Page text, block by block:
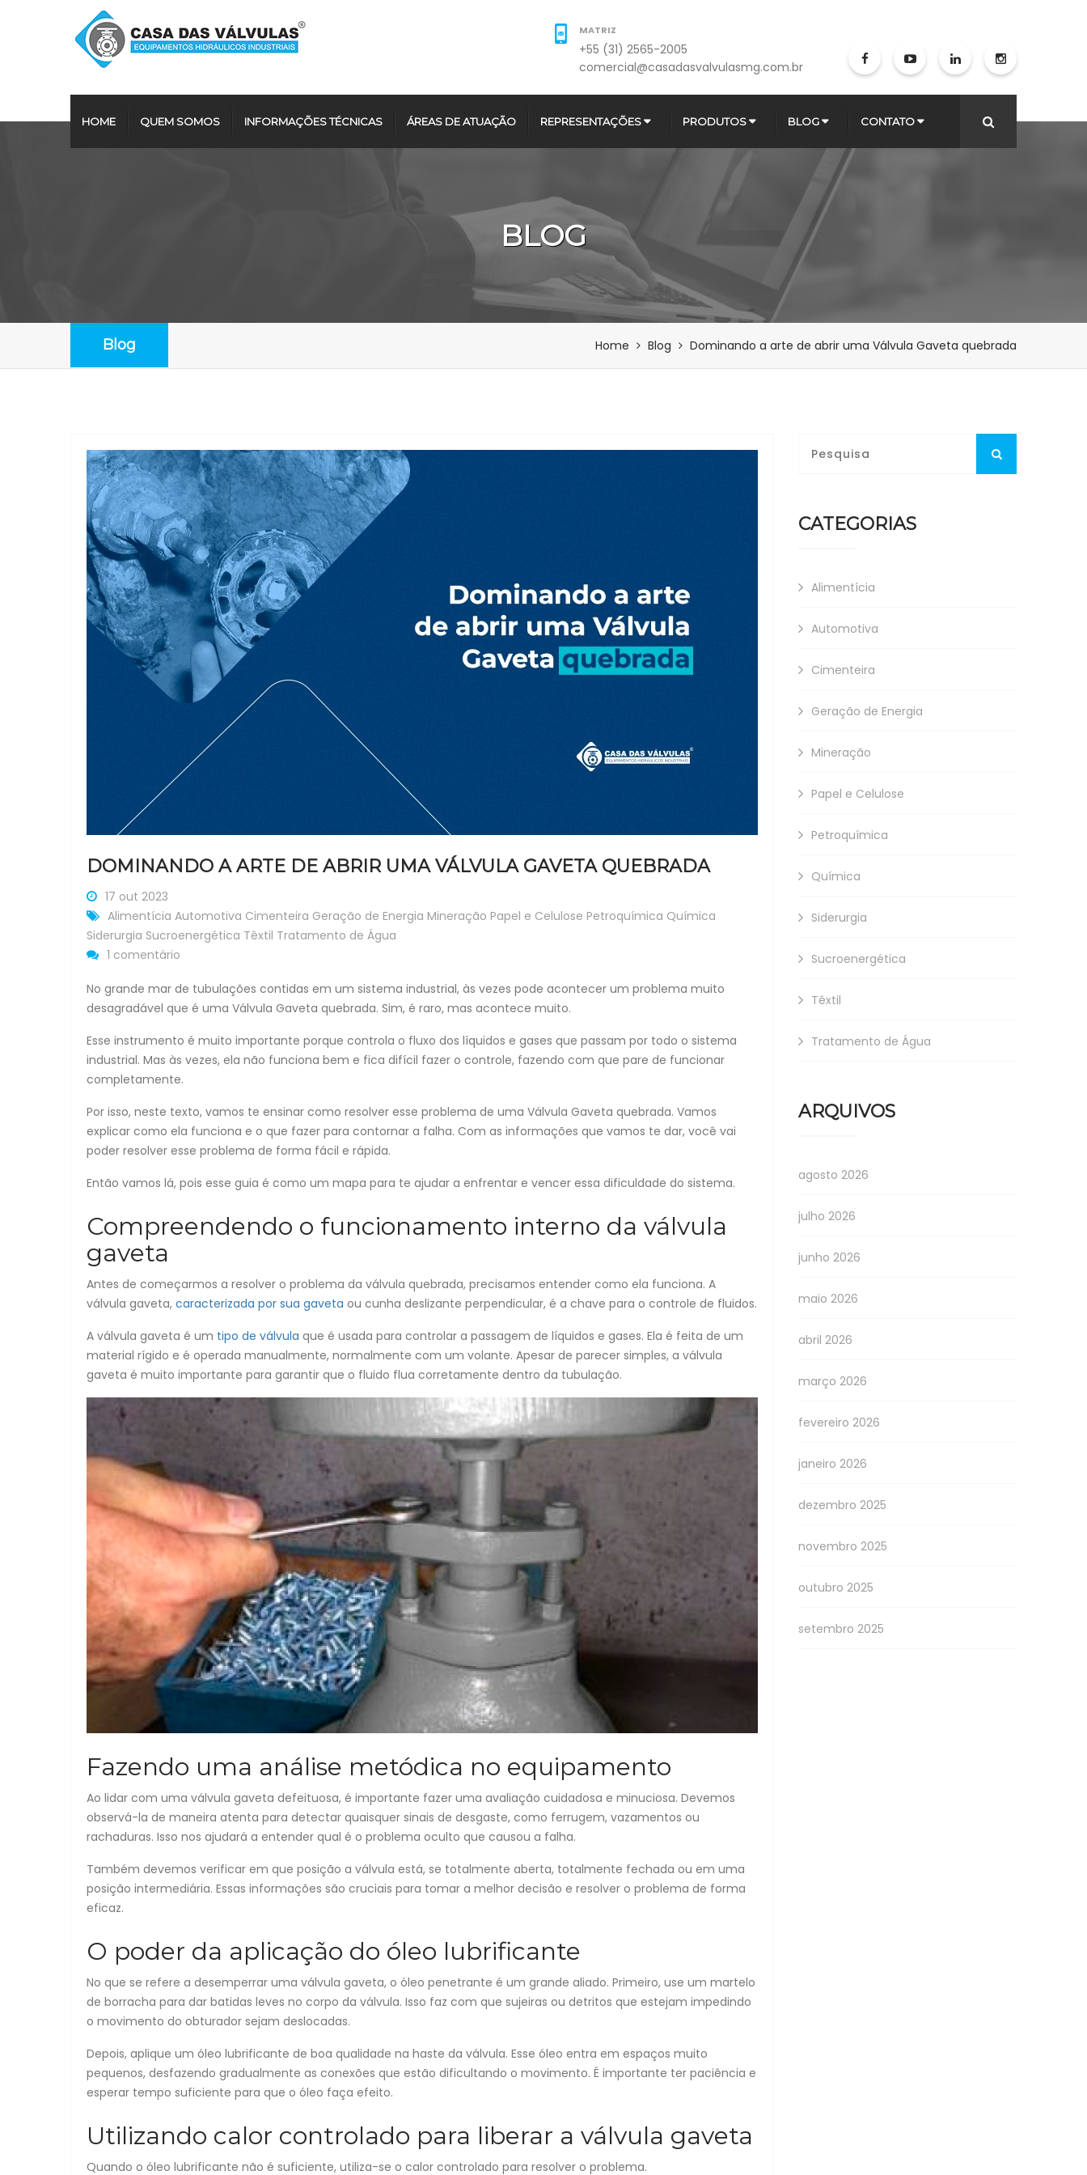
MATRIZ
+55 (31) 2565-2005
comercial@casadasvalvulasmg.com.br
HOME QUEM SOMOS INFORMAÇÕES TÉCNICAS ÁREAS DE ATUAÇÃO REPRESENTAÇÕES PRODUTOS BLOG CONTATO
BLOG
Blog Home Blog Dominando a arte de abrir uma Válvula Gaveta quebrada
DOMINANDO A ARTE DE ABRIR UMA VÁLVULA GAVETA QUEBRADA
17 out 2023
Alimentícia Automotiva Cimenteira Geração de Energia Mineração Papel e Celulose Petroquímica Química
Siderurgia Sucroenergética Têxtil Tratamento de Água
1 comentário
No grande mar de tubulações contidas em um sistema industrial, às vezes pode acontecer um problema muito
desagradável que é uma Válvula Gaveta quebrada. Sim, é raro, mas acontece muito.
Esse instrumento é muito importante porque controla o fluxo dos líquidos e gases que passam por todo o sistema
industrial. Mas às vezes, ela não funciona bem e fica difícil fazer o controle, fazendo com que pare de funcionar
completamente.
Por isso, neste texto, vamos te ensinar como resolver esse problema de uma Válvula Gaveta quebrada. Vamos
explicar como ela funciona e o que fazer para contornar a falha. Com as informações que vamos te dar, você vai
poder resolver esse problema de forma fácil e rápida.
Então vamos lá, pois esse guia é como um mapa para te ajudar a enfrentar e vencer essa dificuldade do sistema.
Compreendendo o funcionamento interno da válvula
gaveta
Antes de começarmos a resolver o problema da válvula quebrada, precisamos entender como ela funciona. A
válvula gaveta, caracterizada por sua gaveta ou cunha deslizante perpendicular, é a chave para o controle de fluidos.
A válvula gaveta é um tipo de válvula que é usada para controlar a passagem de líquidos e gases. Ela é feita de um
material rígido e é operada manualmente, normalmente com um volante. Apesar de parecer simples, a válvula
gaveta é muito importante para garantir que o fluido flua corretamente dentro da tubulação.
Fazendo uma análise metódica no equipamento
Ao lidar com uma válvula gaveta defeituosa, é importante fazer uma avaliação cuidadosa e minuciosa. Devemos
observá-la de maneira atenta para detectar quaisquer sinais de desgaste, como ferrugem, vazamentos ou
rachaduras. Isso nos ajudará a entender qual é o problema oculto que causou a falha.
Também devemos verificar em que posição a válvula está, se totalmente aberta, totalmente fechada ou em uma
posição intermediária. Essas informações são cruciais para tomar a melhor decisão e resolver o problema de forma
eficaz.
O poder da aplicação do óleo lubrificante
No que se refere a desemperrar uma válvula gaveta, o óleo penetrante é um grande aliado. Primeiro, use um martelo
de borracha para dar batidas leves no corpo da válvula. Isso faz com que sujeiras ou detritos que estejam impedindo
o movimento do obturador sejam deslocadas.
Depois, aplique um óleo lubrificante de boa qualidade na haste da válvula. Esse óleo entra em espaços muito
pequenos, desfazendo gradualmente as conexões que estão dificultando o movimento. É importante ter paciência e
esperar tempo suficiente para que o óleo faça efeito.
Utilizando calor controlado para liberar a válvula gaveta
Quando o óleo lubrificante não é suficiente, utiliza-se o calor controlado para resolver o problema.
CATEGORIAS
Alimentícia
Automotiva
Cimenteira
Geração de Energia
Mineração
Papel e Celulose
Petroquímica
Química
Siderurgia
Sucroenergética
Têxtil
Tratamento de Água
ARQUIVOS
agosto 2026
julho 2026
junho 2026
maio 2026
abril 2026
março 2026
fevereiro 2026
janeiro 2026
dezembro 2025
novembro 2025
outubro 2025
setembro 2025